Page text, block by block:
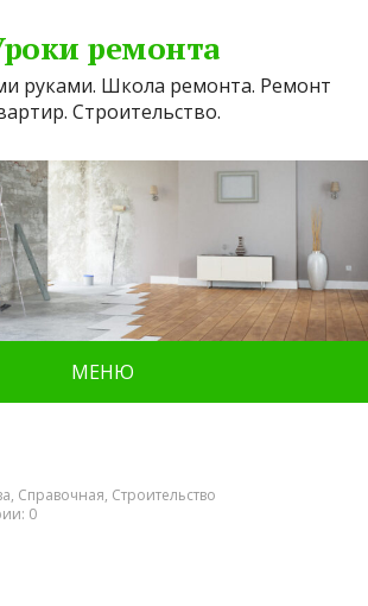
ремонта
руками. Школа ремонта. Ремонт
Строительство.
МЕНЮ
, Справочная, Строительство
0